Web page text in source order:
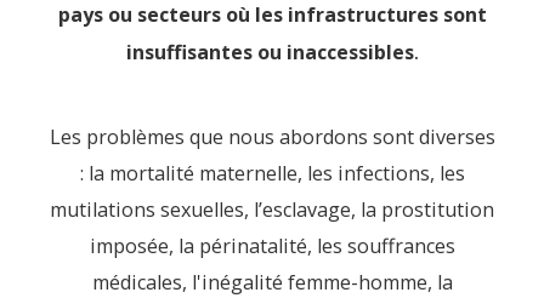
pays ou secteurs où les infrastructures sont
insuffisantes ou inaccessibles.
Les problèmes que nous abordons sont diverses
: la mortalité maternelle, les infections, les
mutilations sexuelles, l’esclavage, la prostitution
imposée, la périnatalité, les souffrances
médicales, l'inégalité femme-homme, la